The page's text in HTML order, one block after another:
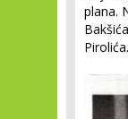
plana.
Pirolića.